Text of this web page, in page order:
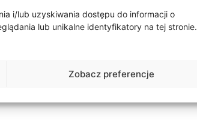
i/lub uzyskiwania dostępu do informacji o
lub unikalne identyfikatory na tej stronie.
Zobacz preferencje
i można go ściągnąć z
są zapinane na zapięcie typu
ok. 1,2 cm. Długość
efektownie i idealnie